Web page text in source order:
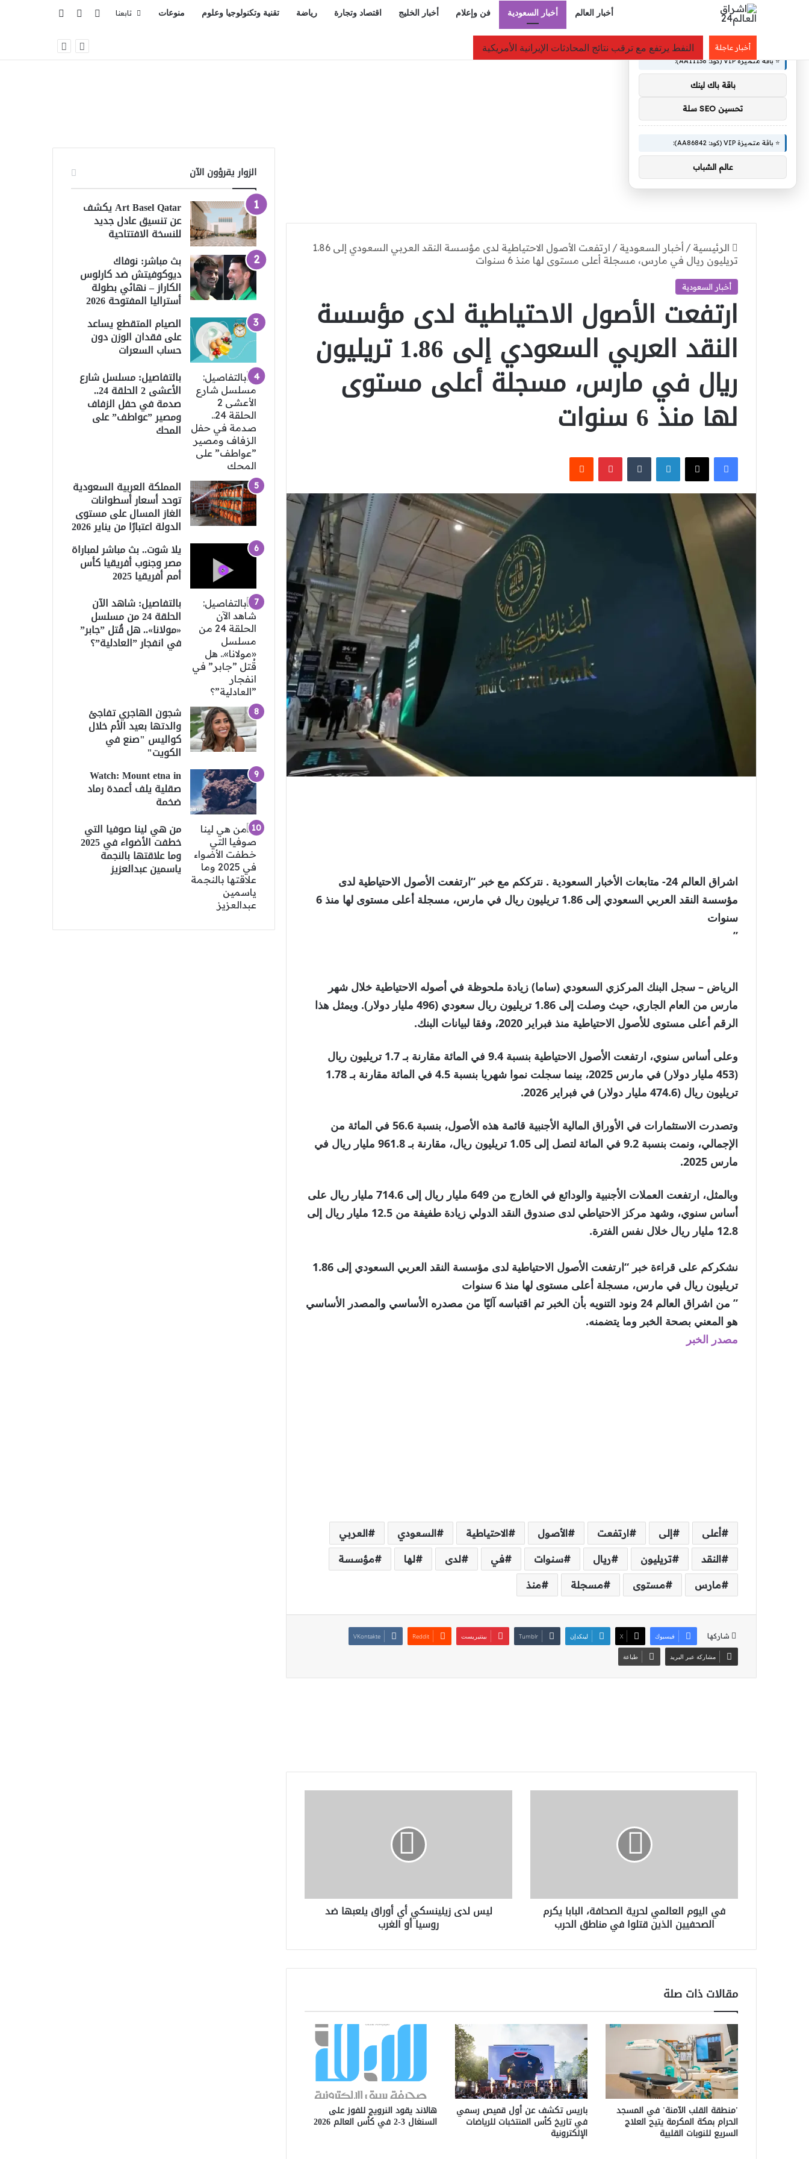
أخبار العالم أخبار السعودية فن وإعلام أخبار الخليج اقتصاد وتجارة رياضة تقنية وتكنولوجيا وعلوم منوعات تابعنا تسجيل الدخول
إضافة عمود
أخبار عاجلة مجلس الشؤون الاقتصادية يستعرض أداء الميزانية ويُحاط بتصدر المملكة مؤشر الأمن السيبراني عالمياً
الرئيسية / أخبار السعودية /
ارتفعت الأصول الاحتياطية لدى مؤسسة النقد العربي السعودي إلى 1.86
تريليون ريال في مارس، مسجلة أعلى مستوى لها منذ 6 سنوات
أخبار السعودية
ارتفعت الأصول الاحتياطية لدى مؤسسة
النقد العربي السعودي إلى 1.86 تريليون
ريال في مارس، مسجلة أعلى مستوى
لها منذ 6 سنوات
فيسبوك
‫X لينكدإن بينتيريست
اشراق العالم 24- متابعات الأخبار السعودية . نترككم مع خبر “ارتفعت الأصول الاحتياطية لدى
مؤسسة النقد العربي السعودي إلى 1.86 تريليون ريال في مارس، مسجلة أعلى مستوى لها منذ 6
سنوات
”
الرياض – سجل البنك المركزي السعودي (ساما) زيادة ملحوظة في أصوله الاحتياطية خلال شهر
مارس من العام الجاري، حيث وصلت إلى 1.86 تريليون ريال سعودي (496 مليار دولار). ويمثل هذا
الرقم أعلى مستوى للأصول الاحتياطية منذ فبراير 2020، وفقا لبيانات البنك.
وعلى أساس سنوي، ارتفعت الأصول الاحتياطية بنسبة 9.4 في المائة مقارنة بـ 1.7 تريليون ريال
(453 مليار دولار) في مارس 2025، بينما سجلت نموا شهريا بنسبة 4.5 في المائة مقارنة بـ 1.78
تريليون ريال (474.6 مليار دولار) في فبراير 2026.
وتصدرت الاستثمارات في الأوراق المالية الأجنبية قائمة هذه الأصول، بنسبة 56.6 في المائة من
الإجمالي، ونمت بنسبة 9.2 في المائة لتصل إلى 1.05 تريليون ريال، مقارنة بـ 961.8 مليار ريال في
مارس 2025.
وبالمثل، ارتفعت العملات الأجنبية والودائع في الخارج من 649 مليار ريال إلى 714.6 مليار ريال على
أساس سنوي، وشهد مركز الاحتياطي لدى صندوق النقد الدولي زيادة طفيفة من 12.5 مليار ريال إلى
12.8 مليار ريال خلال نفس الفترة.
نشكركم على قراءة خبر “ارتفعت الأصول الاحتياطية لدى مؤسسة النقد العربي السعودي إلى 1.86
تريليون ريال في مارس، مسجلة أعلى مستوى لها منذ 6 سنوات
” من اشراق العالم 24 ونود التنويه بأن الخبر تم اقتباسه آليًا من مصدره الأساسي والمصدر الأساسي
هو المعني بصحة الخبر وما يتضمنه.
مصدر الخبر
أعلى إلى ارتفعت الأصول الاحتياطية السعودي العربي
النقد تريليون ريال سنوات في لدى لها مؤسسة
مارس مستوى مسجلة منذ
شاركها فيسبوك ‫X لينكدإن بينتيريست
مشاركة عبر البريد طباعة
الذين
قتلوا
الحرب
في اليوم العالمي لحرية الصحافة، البابا يكرم
الصحفيين الذين قتلوا في مناطق الحرب
أو
الغربليس لدى زيلينسكي أي أوراق يلعبها ضد
روسيا أو الغرب
مقالات ذات صلة
'منطقة القلب الآمنة' في المسجد
الحرام بمكة المكرمة يتيح العلاج
السريع للنوبات القلبية
باريس تكشف عن أول قميص رسمي
في تاريخ كأس المنتخبات للرياضات
الإلكترونية
هالاند يقود النرويج للفوز على
السنغال 3-2 في كأس العالم 2026
الزوار يقرؤون الآن
Art Basel Qatar يكشف
عن تنسيق عادل جديد
للنسخة الافتتاحية
بث مباشر: نوفاك
ديوكوفيتش ضد كارلوس
الكاراز – نهائي بطولة
أستراليا المفتوحة 2026
الصيام المتقطع يساعد
على فقدان الوزن دون
حساب السعرات
بالتفاصيل: مسلسل شارع
الأعشى 2 الحلقة 24..
صدمة في حفل الزفاف
ومصير ”عواطف” على
المحك
المملكة العربية السعودية
توحد أسعار أسطوانات
الغاز المسال على مستوى
الدولة اعتبارًا من يناير 2026
يلا شوت.. بث مباشر لمباراة
مصر وجنوب أفريقيا كأس
أمم أفريقيا 2025
بالتفاصيل: شاهد الآن
الحلقة 24 من مسلسل
«مولانا».. هل قُتل ”جابر”
في انفجار ”العادلية”؟
شجون الهاجري تفاجئ
والدتها بعيد الأم خلال
كواليس "صنع في
الكويت"
Watch: Mount etna in
صقلية يلف أعمدة رماد
ضخمة
من هي لينا صوفيا التي
خطفت الأضواء في 2025
وما علاقتها بالنجمة
ياسمين عبدالعزيز
⭐ باقة متميزة VIP (كود: AA11138):
باقة باك لينك
تحسين SEO سلة
⭐ باقة متميزة VIP (كود: AA86842):
عالم الشباب